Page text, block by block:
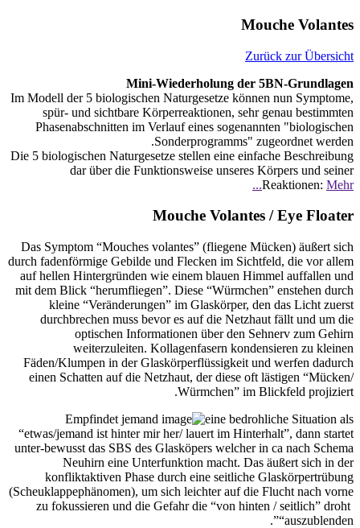
Mouche Volantes
Zurück zur Übersicht
Mini-Wiederholung der 5BN-Grundlagen
Im Modell der 5 biologischen Naturgesetze können nun Symptome,
spür- und sichtbare Körperreaktionen, sehr genau bestimmten
Phasenabschnitten im Verlauf eines sogenannten "biologischen
Sonderprogramms" zugeordnet werden.
Die 5 biologischen Naturgesetze stellen eine einfache Beschreibung
dar über die Funktionsweise unseres Körpers und seiner
Reaktionen: Mehr...
Mouche Volantes / Eye Floater
Das Symptom “Mouches volantes” (fliegene Mücken) äußert sich
durch fadenförmige Gebilde und Flecken im Sichtfeld, die vor allem
auf hellen Hintergründen wie einem blauen Himmel auffallen und
mit dem Blick “herumfliegen”. Diese “Würmchen” enstehen durch
kleine “Veränderungen” im Glaskörper, den das Licht zuerst
durchbrechen muss bevor es auf die Netzhaut fällt und um die
optischen Informationen über den Sehnerv zum Gehirn
weiterzuleiten. Kollagenfasern kondensieren zu kleinen
Fäden/Klumpen in der Glaskörperflüssigkeit und werfen dadurch
einen Schatten auf die Netzhaut, der diese oft lästigen “Mücken/
Würmchen” im Blickfeld projiziert.
Empfindet jemand
eine bedrohliche Situation als
“etwas/jemand ist hinter mir her/ lauert im Hinterhalt”, dann startet
unter-bewusst das SBS des Glasköpers welcher in ca nach Schema
Neuhirn eine Unterfunktion macht. Das äußert sich in der
konfliktaktiven Phase durch eine seitliche Glaskörpertrübung
(Scheuklappephänomen), um sich leichter auf die Flucht nach vorne
zu fokussieren und die Gefahr die “von hinten / seitlich” droht
“auszublenden”.